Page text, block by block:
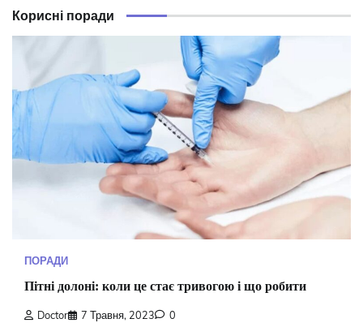
Корисні поради
ПОРАДИ
Пітні долоні: коли це стає тривогою і що робити
Doctor 7 Травня, 2023 0